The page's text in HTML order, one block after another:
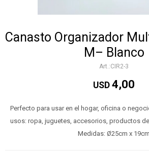
Canasto Organizador
M– Blanco
CIR2-3
USD 4,00
Perfecto para usar en el hogar, oficina o
usos: ropa, juguetes, accesorios, productos
Medidas: Ø25cm x 19cm